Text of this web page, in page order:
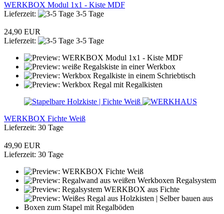
WERKBOX Modul 1x1 - Kiste MDF
Lieferzeit:
3-5 Tage
24,90 EUR
Lieferzeit:
3-5 Tage
WERKBOX Fichte Weiß
Lieferzeit: 30 Tage
49,90 EUR
Lieferzeit: 30 Tage